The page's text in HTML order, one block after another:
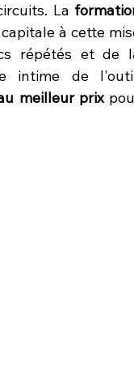
La
à cette
répétés et de
intime de
meilleur prix